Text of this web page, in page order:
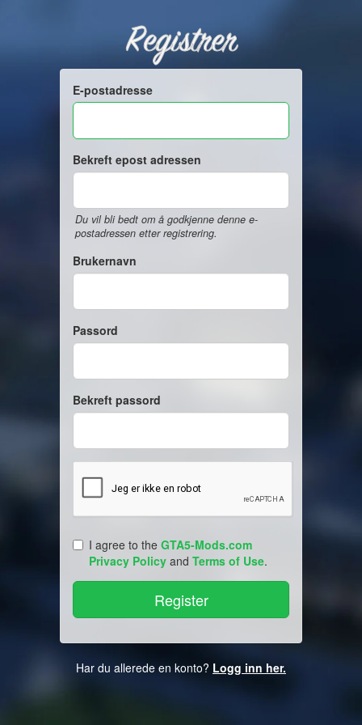
Registrer
E-postadresse
Bekreft epost adressen
Du vil bli bedt om å godkjenne denne e-
postadressen etter registrering.
Brukernavn
Passord
Bekreft passord
I agree to the GTA5-Mods.com
Privacy Policy and Terms of Use.
Har du allerede en konto? Logg inn her.